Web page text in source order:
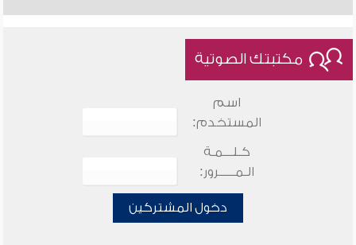
مكتبتك الصوتية
اسم
المستخدم:
كـلـــمـة
الـمـــــرور:
دخول المشتركين